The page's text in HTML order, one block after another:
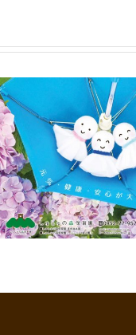
【広報誌】
2026年6月